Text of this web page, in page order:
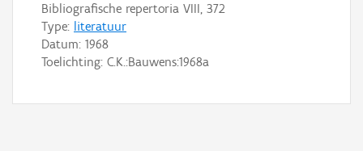
Bibliografische repertoria VIII, 372
Type: literatuur
Datum: 1968
Toelichting: C.K.:Bauwens:1968a